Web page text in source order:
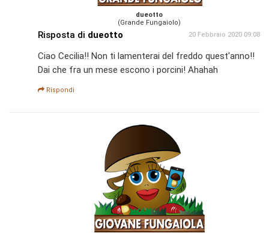
dueotto
(Grande Fungaiolo)
Risposta di dueotto 20 Febbraio 2020 09:08
Ciao Cecilia!! Non ti lamenterai del freddo quest'anno!!
Dai che fra un mese escono i porcini! Ahahah
Rispondi